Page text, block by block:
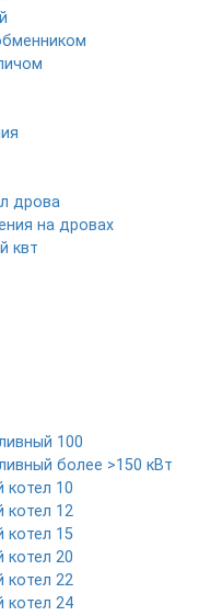
дрова
на дровах
квт
100
более >150 кВт
котел 10
котел 12
котел 15
котел 20
котел 22
котел 24